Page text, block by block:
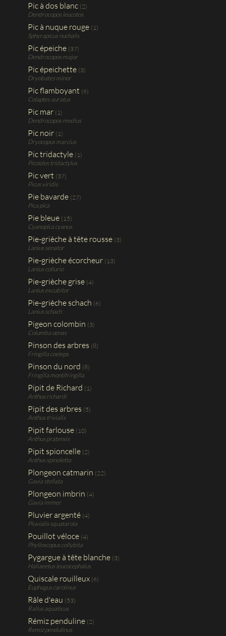
Pic à dos blanc (2)
Dendrocopos leucotos
Pic à nuque rouge (1)
Sphyrapicus nuchalis
Pic épeiche (37)
Dendrocopos major
Pic épeichette (3)
Dryobates minor
Pic flamboyant (6)
Colaptes auratus
Pic mar (1)
Dendrocopos medius
Pic noir (1)
Dryocopus marcius
Pic tridactyle (1)
Picoides tridactylus
Pic vert (37)
Picus viridis
Pie bavarde (27)
Pica pica
Pie bleue (15)
Cyanopica cyanus
Pie-grièche à tête rousse (3)
Lanius senator
Pie-grièche écorcheur (13)
Lanius collurio
Pie-grièche grise (4)
Lanius excubitor
Pie-grièche schach (6)
Lanius schach
Pigeon colombin (3)
Columba oenas
Pinson des arbres (8)
Fringilla coeleps
Pinson du nord (8)
Fringilla montifringilla
Pipit de Richard (1)
Anthus richardi
Pipit des arbres (5)
Anthus trivialis
Pipit farlouse (10)
Anthus pratensis
Pipit spioncelle (2)
Anthus spinoletta
Plongeon catmarin (22)
Gavia stellata
Plongeon imbrin (4)
Gavia immer
Pluvier argenté (4)
Pluvialis squatarola
Pouillot véloce (4)
Phylloscopus collybita
Pygargue à tête blanche (3)
Haliaeetus leucocephalus
Quiscale rouilleux (6)
Euphagus carolinus
Râle d'eau (53)
Rallus aquaticus
Rémiz penduline (2)
Remiz pendulinus